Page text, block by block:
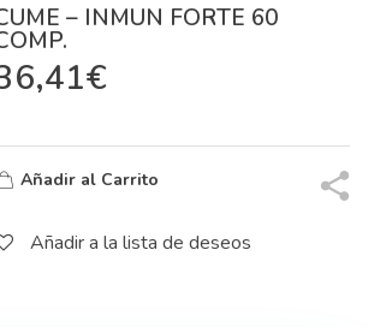
– INMUN FORTE 60
€
Añadir al Carrito
Añadir a la lista de deseos